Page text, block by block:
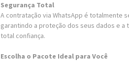
Segurança Total
A contratação via WhatsApp é totalmente
garantindo a proteção dos seus dados e
total confiança.
Escolha o Pacote Ideal para Você